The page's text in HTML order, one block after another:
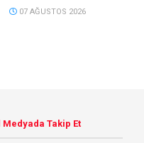
07 AĞUSTOS 2026
Medyada Takip Et